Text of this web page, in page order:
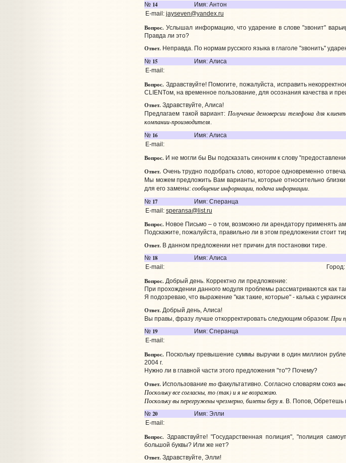
№14 Имя: Антон
E-mail: jayseven@yandex.ru
Вопрос. Услышал информацию, что ударение в слове "звонит"
Правда ли это?
Ответ.Неправда. По нормам русского языка в глаголе "звонить"
№15 Имя: Алиса
E-mail:
Вопрос. Здравствуйте! Помогите, пожалуйста, исправить
CLIENTом, на временное пользование, для осознания качества и
Ответ.Здравствуйте, Алиса!
Предлагаем такой вариант: Получение демоверсии телефона для
компании-производителя.
№16 Имя: Алиса
E-mail:
Вопрос.И не могли бы Вы подсказать синоним к слову
Ответ.Очень трудно подобрать слово, которое одновременно
Мы можем предложить Вам варианты, которые относительно
для его замены: сообщение информации, подача информации.
№17 Имя: Сперанца
E-mail: speransa@list.ru
Вопрос.Новое Письмо – о том, возможно ли арендатору применять
Подскажите, пожалуйста, правильно ли в этом предложении стоит
Ответ.В данном предложении нет причин для постановки тире.
№18 Имя: Алиса
E-mail:
Вопрос.Добрый день. Корректно ли предложение:
При прохождении данного модуля проблемы рассматриваются как
Я подозреваю, что выражение "как такие, которые" - калька с
Ответ. Добрый день, Алиса!
Вы правы, фразу лучше откорректировать следующим образом: При
№19 Имя: Сперанца
E-mail:
Вопрос.Поскольку превышение суммы выручки в один миллион
2004 г.
Нужно ли в главной части этого предложения "то"? Почему?
Ответ. Использование тофакультативно. Согласно словарям союз
Поскольку все согласны, то (так) и я не возражаю.
Поскольку вы перегружены чрезмерно, билеты беру я. В. Попов, Обретешь
№20 Имя: Элли
E-mail:
Вопрос. Здравствуйте! "Государственная полиция", "полиция
большой буквы? Или же нет?
Ответ.Здравствуйте, Элли!